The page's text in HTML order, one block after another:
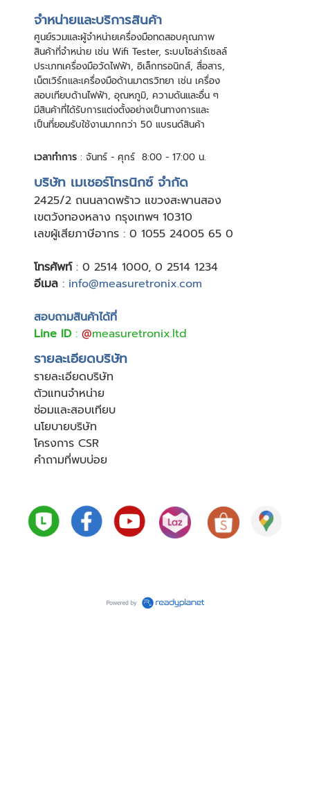
จําหน่ายและบริการสินค้า
ศูนย์รวมและผู้จําหน่ายเครื่องมือทดสอบคุณภาพ
สินค้าที่จําหน่าย เช่น Wifi Tester, ระบบโซล่าร์เซลล์
ประเภทเครื่องมือวัดไฟฟ้า, อิเล็กทรอนิกส์, สื่อสาร,
เน็ตเวิร์กและเครื่องมือด้านมาตรวิทยา เช่น เครื่อง
สอบเทียบด้านไฟฟ้า, อุณหภูมิ, ความดันและอื่น ๆ
มีสินค้าที่ได้รับการแต่งตั้งอย่างเป็นทางการและ
เป็นที่ยอมรับใช้งานมากกว่า 50 แบรนด์สินค้า
เวลาทำการ : จันทร์ - ศุกร์ 8:00 - 17:00 น.
บริษัท เมเชอร์โทรนิกซ์ จำกัด
2425/2 ถนนลาดพร้าว แขวงสะพานสอง
เขตวังทองหลาง กรุงเทพฯ 10310
เลขผู้เสียภาษีอากร : 0 1055 24005 65 0
โทรศัพท์: 0 2514 1000, 0 2514 1234
อีเมล : info@measuretronix.com
สอบถามสินค้าได้ที่
Line ID: @measuretronix.ltd
รายละเอียดบริษัท
รายละเอียดบริษัท
ตัวแทนจำหน่าย
ซ่อมและสอบเทียบ
นโยบายบริษัท
โครงการ CSR
คำถามที่พบบ่อย